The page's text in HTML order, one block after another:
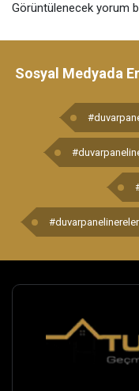
Görüntülenecek yorum
Sosyal Medyada